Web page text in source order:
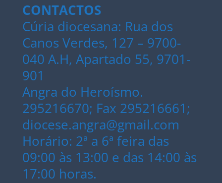
CONTACTOS
Cúria diocesana: Rua dos
Canos Verdes, 127 – 9700-
040 A.H, Apartado 55, 9701-
901
Angra do Heroísmo.
295216670; Fax 295216661;
diocese.angra@gmail.com
Horário: 2ª a 6ª feira das
09:00 às 13:00 e das 14:00 às
17:00 horas.